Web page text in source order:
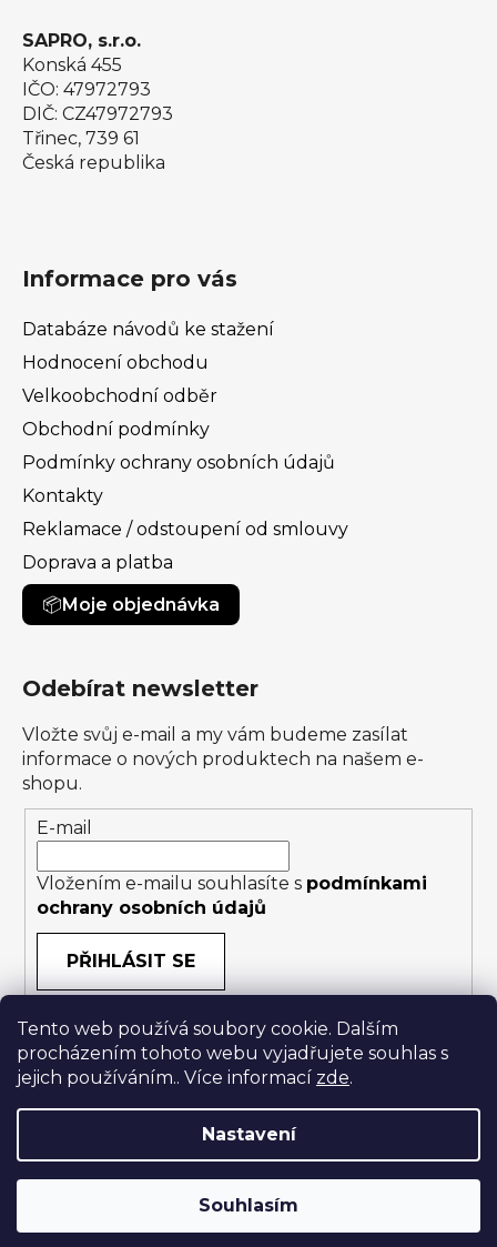
Tento web používá soubory cookie. Dalším
procházením tohoto webu vyjadřujete souhlas s
jejich používáním.. Více informací zde.
Nastavení
Souhlasím
SAPRO, s.r.o.
Konská 455
IČO: 47972793
DIČ: CZ47972793
Třinec, 739 61
Česká republika
Informace pro vás
Databáze návodů ke stažení
Hodnocení obchodu
Velkoobchodní odběr
Obchodní podmínky
Podmínky ochrany osobních údajů
Kontakty
Reklamace / odstoupení od smlouvy
Doprava a platba
Moje objednávka
Odebírat newsletter
Vložte svůj e-mail a my vám budeme zasílat
informace o nových produktech na našem e-
shopu.
E-mail
Vložením e-mailu souhlasíte s podmínkami
ochrany osobních údajů
PŘIHLÁSIT SE
Vytvořil Shoptet|Anque Media
Copyright 202624365.cz. Všechna práva
vyhrazena.